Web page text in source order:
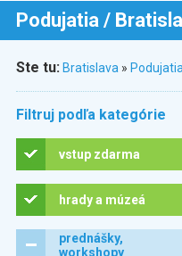
Podujatia /
Ste tu: Bratislava » Podujatia
Filtruj podľa kategórie
vstup zdarma
hrady a múzeá
prednášky,
workshopy